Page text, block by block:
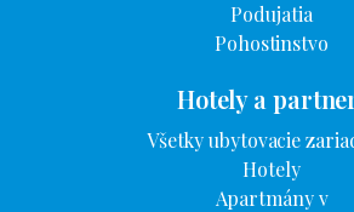
Podujatia
Pohostinstvo
Hotely a
Všetky ubytovacie
Hotely
Apartmány v